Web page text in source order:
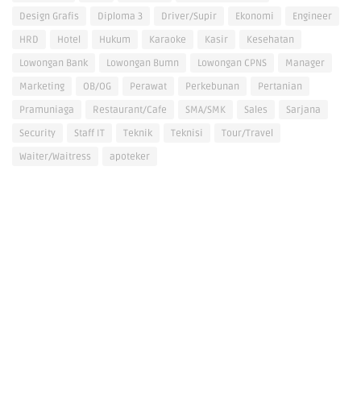
Design Grafis
Diploma 3 Driver/Supir Ekonomi
Engineer
HRD
Hotel Hukum Karaoke Kasir
Kesehatan
Lowongan Bank
Lowongan Bumn Lowongan CPNS
Manager
Marketing
OB/OG Perawat Perkebunan
Pertanian
Pramuniaga
Restaurant/Cafe SMA/SMK Sales
Sarjana
Security
Staff IT Teknik Teknisi
Tour/Travel
Waiter/Waitress
apoteker